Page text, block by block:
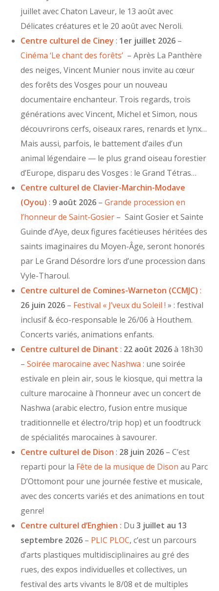
juillet avec Chaton Laveur, le 13 août avec
Délicates créatures et le 20 août avec Neroli.
Centre culturel de Ciney: 1er juillet 2026 –
Cinéma ‘Le chant des forêts’ – Après La Panthère
des neiges, Vincent Munier nous invite au cœur
des forêts des Vosges pour un nouveau
documentaire enchanteur. Trois regards, trois
générations avec Vincent, Michel et Simon, nous
découvrirons cerfs, oiseaux rares, renards et lynx…
Mais aussi, parfois, le battement d’ailes d’un
animal légendaire — le plus grand oiseau forestier
d’Europe, disparu des Vosges : le Grand Tétras…
Centre culturel de Clavier-Marchin-Modave
(Oyou) : 9 août 2026 –Grande procession en
l’honneur de Saint-Gosier – Saint Gosier et Sainte
Guinde d’Aye, deux figures facétieuses héritées des
saints imaginaires du Moyen-Âge, seront honorés
par Le Grand Désordre lors d’une procession dans
Vyle-Tharoul.
Centre culturel de Comines-Warneton (CCMJC) :
26 juin 2026 – Festival « J’veux du Soleil ! » : festival
inclusif & éco-responsable le 26/06 à Houthem.
Concerts variés, animations enfants.
Centre culturel de Dinant : 22 août 2026à 18h30
–Soirée marocaine avec Nashwa : une soirée
estivale en plein air, sous le kiosque, qui mettra la
culture marocaine à l’honneur avec un concert de
Nashwa (arabic electro, fusion entre musique
traditionnelle et électro/trip hop) et un foodtruck
de spécialités marocaines à savourer.
Centre culturel de Dison : 28 juin 2026 – C’est
reparti pour la Fête de la musique de Dison au Parc
D’Ottomont pour une journée festive et musicale,
avec des concerts variés et des animations en tout
genre!
Centre culturel d’Enghien : Du3 juillet au 13
septembre 2026 – PLIC PLOC, c’est un parcours
d’arts plastiques multidisciplinaires au gré des
rues, des expos individuelles et collectives, un
festival des arts vivants le 8/08 et de multiples